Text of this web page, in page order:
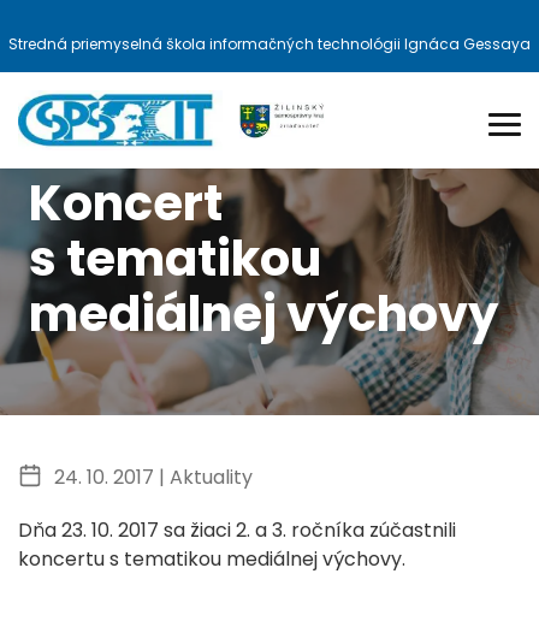
Stredná priemyselná škola informačných technológii Ignáca Gessaya
Koncert
s tematikou
mediálnej výchovy
24. 10. 2017 | Aktuality
Dňa 23. 10. 2017 sa žiaci 2. a 3. ročníka zúčastnili
koncertu s tematikou mediálnej výchovy.